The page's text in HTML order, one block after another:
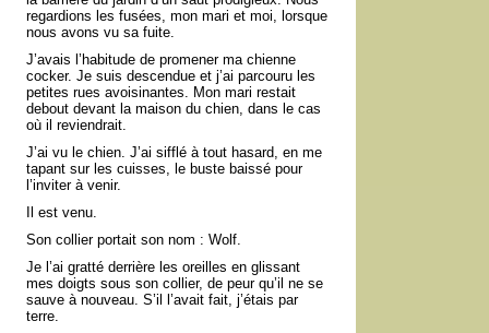
regardions les fusées, mon mari et moi, lorsque
nous avons vu sa fuite.
J’avais l’habitude de promener ma chienne
cocker. Je suis descendue et j’ai parcouru les
petites rues avoisinantes. Mon mari restait
debout devant la maison du chien, dans le cas
où il reviendrait.
J’ai vu le chien. J’ai sifflé à tout hasard, en me
tapant sur les cuisses, le buste baissé pour
l’inviter à venir.
Il est venu.
Son collier portait son nom : Wolf.
Je l’ai gratté derrière les oreilles en glissant
mes doigts sous son collier, de peur qu’il ne se
sauve à nouveau. S’il l’avait fait, j’étais par
terre.